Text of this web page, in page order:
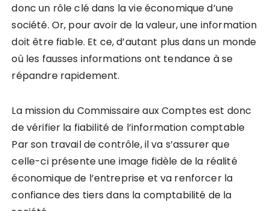
donc un rôle clé dans la vie économique d’une
société. Or, pour avoir de la valeur, une information
doit être fiable. Et ce, d’autant plus dans un monde
où les fausses informations ont tendance à se
répandre rapidement.
La mission du Commissaire aux Comptes est donc
de vérifier la fiabilité de l’information comptable
Par son travail de contrôle, il va s’assurer que
celle-ci présente une image fidèle de la réalité
économique de l’entreprise et va renforcer la
confiance des tiers dans la comptabilité de la